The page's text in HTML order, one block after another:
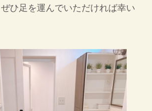
ひ足を運んでいただければ幸い